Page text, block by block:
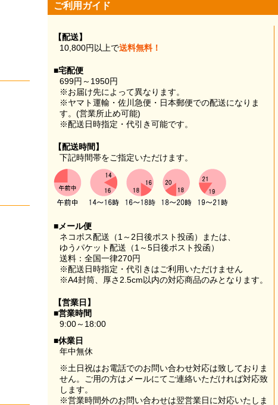
ご利用ガイド
【配送】
10,800円以上で送料無料！
■宅配便
699円～1950円
※お届け先によって異なります。
※ヤマト運輸・佐川急便・日本郵便での配送になりま
す。(営業所止め可能)
※配送日時指定・代引き可能です。
【配送時間】
下記時間帯をご指定いただけます。
■メール便
ネコポス配送（1～2日後ポスト投函）または、
ゆうパケット配送（1～5日後ポスト投函）
送料：全国一律270円
※配送日時指定・代引きはご利用いただけません
※A4封筒、厚さ2.5cm以内の対応商品のみとなります。
【営業日】
■営業時間
9:00～18:00
■休業日
年中無休
※土日祝はお電話でのお問い合わせ対応は致しておりま
せん。ご用の方はメールにてご連絡いただければ対応致
します。
※営業時間外のお問い合わせは翌営業日に対応いたしま